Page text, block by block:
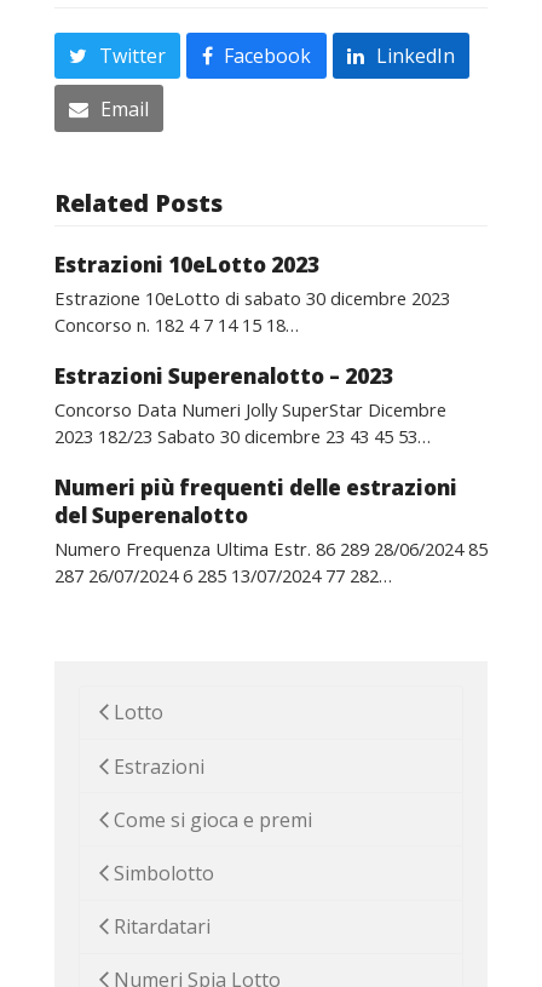
Twitter Facebook
LinkedIn
Email
Related Posts
Estrazioni 10eLotto 2023
Estrazione 10eLotto di sabato 30 dicembre 2023
Concorso n. 182 4 7 14 15 18…
Estrazioni Superenalotto – 2023
Concorso Data Numeri Jolly SuperStar Dicembre
2023 182/23 Sabato 30 dicembre 23 43 45 53…
Numeri più frequenti delle estrazioni
del Superenalotto
Numero Frequenza Ultima Estr. 86 289 28/06/2024 85
287 26/07/2024 6 285 13/07/2024 77 282…
Lotto
Estrazioni
Come si gioca e premi
Simbolotto
Ritardatari
Numeri Spia Lotto